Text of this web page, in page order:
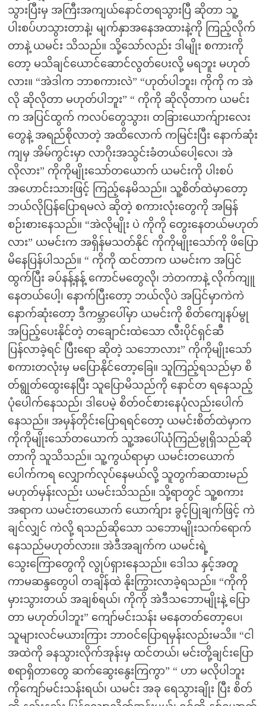
သွားပြီးမှ အကြီးအကျယ်နောင်တရသွားပြီ ဆိုတာ သူ့
ပါးစပ်ဟသွားတာနဲ့၊ မျက်နှာအနေအထားနဲ့ကို ကြည့်လိုက်
တာနဲ့ ယမင်း သိသည်။ သို့သော်လည်း ဒါမျိုး စကားကို
တော့ မသိချင်ယောင်ဆောင်လွတ်ပေးလို့ မရဘူး မဟုတ်
လား။ “အဲဒါက ဘာစကားလဲ” “ဟုတ်ပါဘူး၊ ကိုကို က အဲ
လို ဆိုလိုတာ မဟုတ်ပါဘူး” “ ကိုကို ဆိုလိုတာက ယမင်း
က အပြင်ထွက် ကလပ်တွေသွား၊ တခြားယောက်ျားလေး
တွေနဲ့ အရည်စိုလာတဲ့ အထိလောက် ကမြင်းပြီး နောက်ဆုံး
ကျမှ အိမ်ကွင်းမှာ လာဂိုးအသွင်းခံတယ်ပေါ့လေ၊ အဲ
လိုလား” ကိုကိုမျိုးသော်တယောက် ယမင်းကို ပါးစပ်
အဟောင်းသားဖြင့် ကြည့်နေမိသည်။ သူ့စိတ်ထဲမှာတော့
ဘယ်လိုပြန်ပြောရမလဲ ဆိုတဲ့ စကားလုံးတွေကို အမြန်
စဉ်းစားနေသည်။ “အဲလိုမျိုး ပဲ ကိုကို တွေးနေတယ်မဟုတ်
လား” ယမင်းက အရှိန်မသတ်နိုင် ကိုကိုမျိုးသော်ကို ဖိပြော
မိနေပြန်ပါသည်။ “ ကိုကို ထင်တာက ယမင်းက အပြင်
ထွက်ပြီး ခပ်နန့်နန့် ကောင်မတွေလို၊ ဘဲတကာနဲ့ လိုက်ကျူ
နေတယ်ပေါ့၊ နောက်ပြီးတော့ ဘယ်လိုပဲ အပြင်မှာကဲကဲ
နောက်ဆုံးတော့ ဒီကမ္ဘာပေါ်မှာ ယမင်းကို စိတ်ကျေနပ်မွု
အပြည့်ပေးနိုင်တဲ့ တချောင်းထဲသော လီးပိုင်ရှင်ဆီ
ပြန်လာခဲ့ရင် ပြီးရော ဆိုတဲ့ သဘောလား” ကိုကိုမျိုးသော်
စကားတလုံးမှ မပြောနိုင်တော့ခြေ။ သူကြည့်ရသည်မှာ စိ
တ်ရွုတ်ထွေးနေပြီး သူပြောမိသည်ကို နောင်တ ရနေသည့်
ပုံပေါက်နေသည်၊ ဒါပေမဲ့ စိတ်ဝင်စားနေပုံလည်းပေါက်
နေသည်။ အမှန်တိုင်းပြောရရင်တော့ ယမင်းစိတ်ထဲမှာက
ကိုကိုမျိုးသော်တယောက် သူ့အပေါ်ယုံကြည်မွုရှိသည်ဆို
တာကို သူသိသည်။ သူ့ကွယ်ရာမှာ ယမင်းတယောက်
ပေါက်ကရ လျှောက်လုပ်နေမယ်လို့ သူတွက်ဆထားမည်
မဟုတ်မှန်းလည်း ယမင်းသိသည်။ သို့ရာတွင် သူ့စကား
အရာက ယမင်းတယောက် ယောက်ျား ခွင့်ပြုချက်ဖြင့် ကဲ
ချင်လျှင် ကဲလို့ ရသည်ဆိုသော သဘောမျိုးသက်ရောက်
နေသည်မဟုတ်လား။ အဲဒီအချက်က ယမင်းရဲ့
သွေးကြောတွေကို လွုပ်ရှားနေသည်။ ဒေါသ နှင့်အတူ
ကာမဆန္ဒတွေပါ တချိန်ထဲ နိုးကြွားလာခဲ့ရသည်။ “ကိုကို
မှားသွားတယ် အချစ်ရယ်၊ ကိုကို အဲဒီသဘောမျိုးနဲ့ ပြော
တာ မဟုတ်ပါဘူး” ကျော်မင်းသန်း မနေတတ်တော့ပေ၊
သူများလင်မယားကြား ဘာဝင်ပြောရမှန်းလည်းမသိ။ “ငါ
အထဲကို ခနသွားလိုက်အုန်းမှ ထင်တယ်၊ မင်းတို့ချင်းပြော
စရာရှိတာတွေ ဆက်ဆွေးနွေးကြကွာ” “ ဟာ မလိုပါဘူး
ကိုကျော်မင်းသန်းရယ်၊ ယမင်း အခု ရေသွားချိုး ပြီး စိတ်